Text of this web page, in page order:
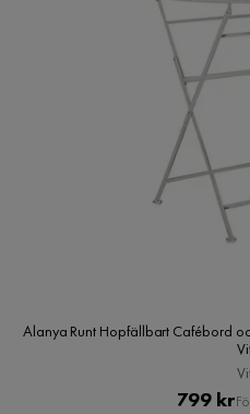
Alanya Runt Hopfällbart Cafébord
799 kr